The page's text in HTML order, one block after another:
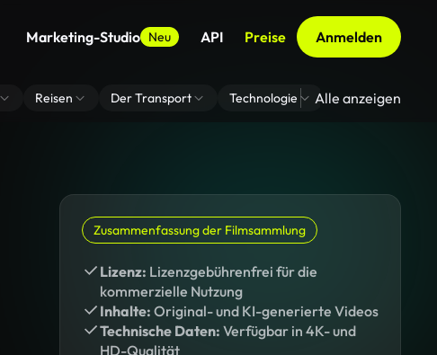
Marketing-Studio Neu API Preise Anmelden
Reisen Der Transport Technologie Zoom Virtuelle
Alle anzeigen
Zusammenfassung der Filmsammlung
Lizenz: Lizenzgebührenfrei für die
kommerzielle Nutzung
Inhalte: Original- und KI-generierte Videos
Technische Daten: Verfügbar in 4K- und
HD-Qualität